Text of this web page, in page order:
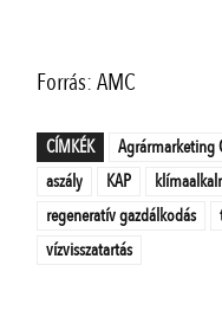
Forrás: AMC
CÍMKÉK Agrármarketing
aszály
KAP
regeneratív gazdálkodás
vízvisszatartás